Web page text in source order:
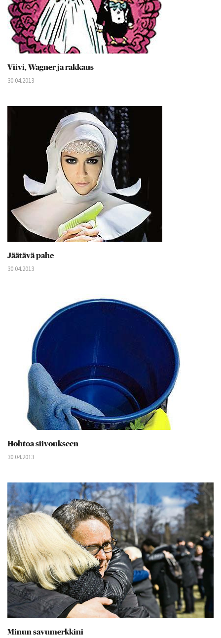
Viivi, Wagner ja rakkaus
30.04.2013
Jäätävä pahe
30.04.2013
Hohtoa siivoukseen
30.04.2013
Minun savumerkkini